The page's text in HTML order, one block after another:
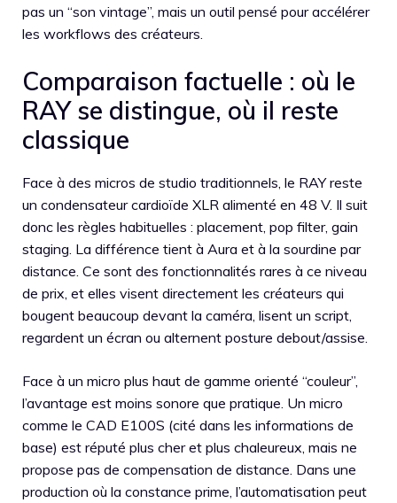
pas un “son vintage”, mais un outil pensé pour accélérer
les workflows des créateurs.
Comparaison factuelle : où le
RAY se distingue, où il reste
classique
Face à des micros de studio traditionnels, le RAY reste
un condensateur cardioïde XLR alimenté en 48 V. Il suit
donc les règles habituelles : placement, pop filter, gain
staging. La différence tient à Aura et à la sourdine par
distance. Ce sont des fonctionnalités rares à ce niveau
de prix, et elles visent directement les créateurs qui
bougent beaucoup devant la caméra, lisent un script,
regardent un écran ou alternent posture debout/assise.
Face à un micro plus haut de gamme orienté “couleur”,
l’avantage est moins sonore que pratique. Un micro
comme le CAD E100S (cité dans les informations de
base) est réputé plus cher et plus chaleureux, mais ne
propose pas de compensation de distance. Dans une
production où la constance prime, l’automatisation peut